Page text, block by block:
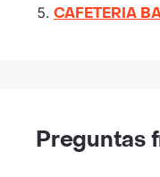
CAFETERIA
Preguntas